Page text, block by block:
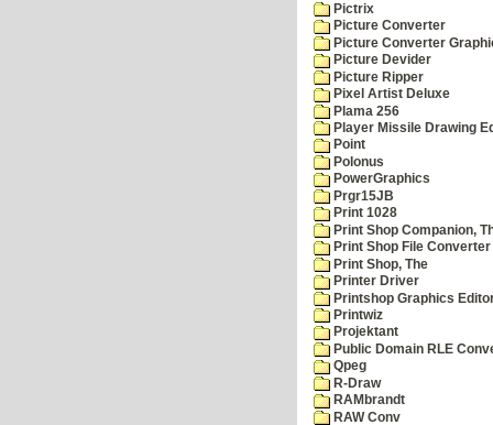
Pictrix
Picture Converter
Picture Converter
Picture Devider
Picture Ripper
Pixel Artist Deluxe
Plama 256
Player Missile Drawing
Point
Polonus
PowerGraphics
Prgr15JB
Print 1028
Print Shop Companion,
Print Shop File Converter
Print Shop, The
Printer Driver
Printshop Graphics
Printwiz
Projektant
Public Domain RLE
Qpeg
R-Draw
RAMbrandt
RAW Conv